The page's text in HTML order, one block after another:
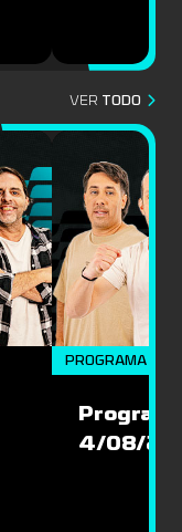
VER TODO
PROGRAMA
4/08/